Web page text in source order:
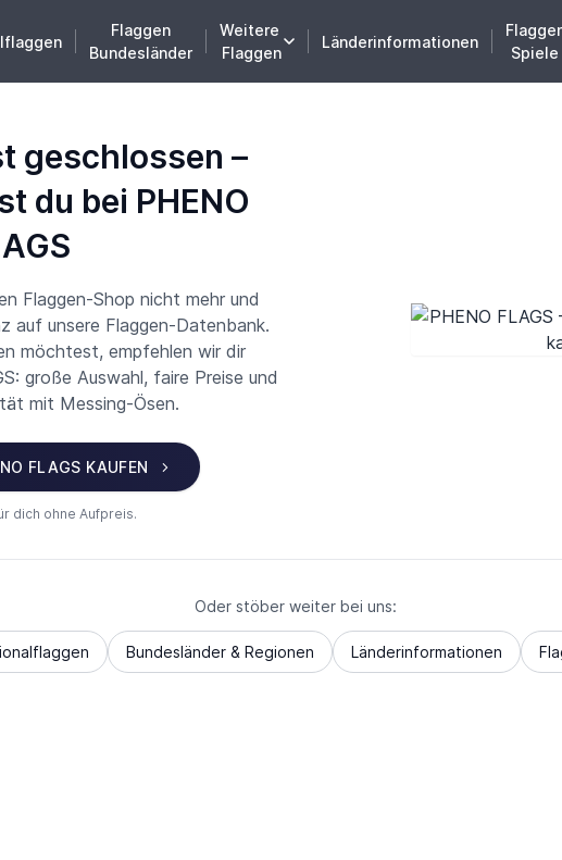
Flaggen
Bundesländer
Weitere
Flaggen
Länderinformationen
Spiele
geschlossen –
du bei PHENO
Flaggen-Shop nicht mehr und
auf unsere Flaggen-Datenbank.
möchtest, empfehlen wir dir
große Auswahl, faire Preise und
mit Messing-Ösen.
FLAGS KAUFEN
dich ohne Aufpreis.
Oder stöber weiter bei uns:
Bundesländer & Regionen Länderinformationen